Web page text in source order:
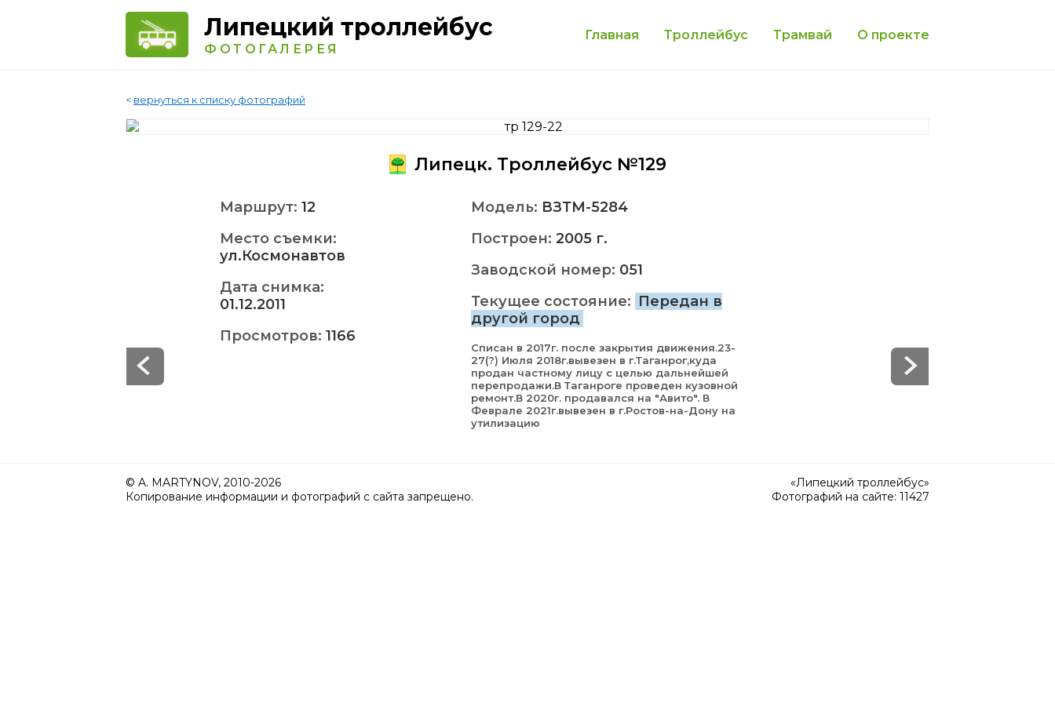
Липецкий троллейбус
ФОТОГАЛЕРЕЯ
Главная Троллейбус Трамвай О проекте
< вернуться к списку фотографий
Липецк. Троллейбус №129
Маршрут: 12
Место съемки:
ул.Космонавтов
Дата снимка:
01.12.2011
Просмотров: 1166
Модель: ВЗТМ-5284
Построен: 2005 г.
Заводской номер: 051
Текущее состояние: Передан в
другой город
Списан в 2017г. после закрытия движения.23-
27(?) Июля 2018г.вывезен в г.Таганрог,куда
продан частному лицу с целью дальнейшей
перепродажи.В Таганроге проведен кузовной
ремонт.В 2020г. продавался на "Авито". В
Феврале 2021г.вывезен в г.Ростов-на-Дону на
утилизацию
© A. MARTYNOV, 2010-2026
Копирование информации и фотографий с сайта запрещено.
«Липецкий троллейбус»
Фотографий на сайте: 11427